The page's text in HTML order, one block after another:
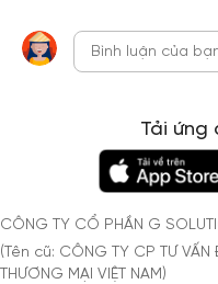
Tải ứng
CÔNG TY CỔ PHẦN G
(Tên cũ: CÔNG TY CP TƯ VẤN
THƯƠNG MẠI VIỆT NAM)